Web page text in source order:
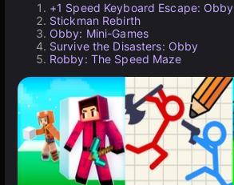
+1 Speed Keyboard Escape: Obby
Stickman Rebirth
Obby: Mini-Games
Survive the Disasters: Obby
Robby: The Speed Maze